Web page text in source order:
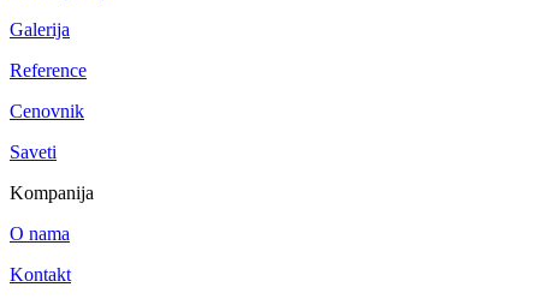
Galerija
Reference
Cenovnik
Saveti
Kompanija
O nama
Kontakt